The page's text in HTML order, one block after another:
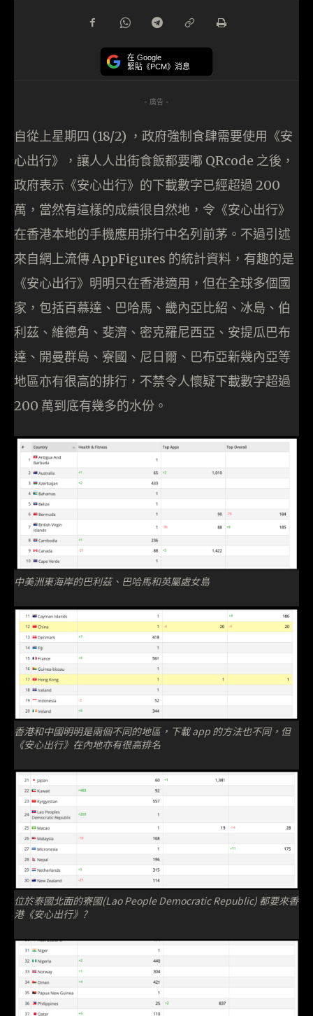
在 Google
緊貼《PCM》消息
- 廣告 -
自從上星期四 (18/2) ，政府強制食肆需要使用《安
心出行》，讓人人出街食飯都要嘟 QRcode 之後，
政府表示《安心出行》的下載數字已經超過 200
萬，當然有這樣的成績很自然地，令《安心出行》
在香港本地的手機應用排行中名列前茅。不過引述
來自網上流傳 AppFigures 的統計資料，有趣的是
《安心出行》明明只在香港適用，但在全球多個國
家，包括百慕達、巴哈馬、畿內亞比紹、冰島、伯
利茲、維德角、斐濟、密克羅尼西亞、安提瓜巴布
達、開曼群島、寮國、尼日爾、巴布亞新幾內亞等
地區亦有很高的排行，不禁令人懷疑下載數字超過
200 萬到底有幾多的水份。
中美洲東海岸的巴利茲、巴哈馬和英屬處女島
香港和中國明明是兩個不同的地區，下載 app 的方法也不同，但
《安心出行》在內地亦有很高排名
位於泰國北面的寮國(Lao People Democratic Republic) 都要來香
港《安心出行》?